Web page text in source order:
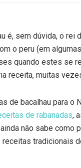
é, sem dúvida, o
o peru (em
quando estes se
receita, muitas
de bacalhau para o
de rabanadas,
não sabe como
tradicionais